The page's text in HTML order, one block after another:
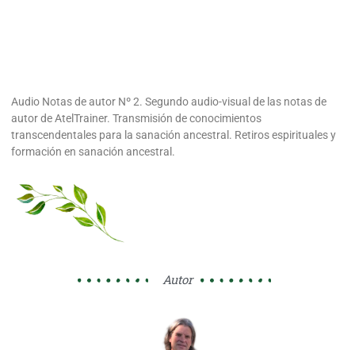
Audio Notas de autor Nº 2. Segundo audio-visual de las notas de
autor de AtelTrainer. Transmisión de conocimientos
transcendentales para la sanación ancestral. Retiros espirituales y
formación en sanación ancestral.
Autor